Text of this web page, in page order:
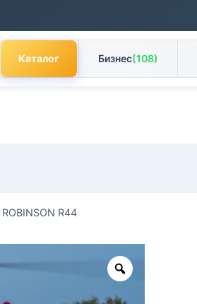
Каталог Бизнес(108)
ROBINSON R44
Zoom